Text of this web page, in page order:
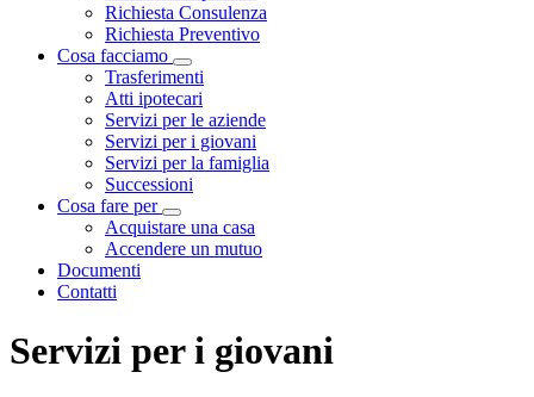
Richiesta Consulenza
Richiesta Preventivo
Cosa facciamo
Visualizza menù di secondo livello
Trasferimenti
Atti ipotecari
Servizi per le aziende
Servizi per i giovani
Servizi per la famiglia
Successioni
Cosa fare per
Visualizza menù di secondo livello
Acquistare una casa
Accendere un mutuo
Documenti
Contatti
Servizi per i giovani